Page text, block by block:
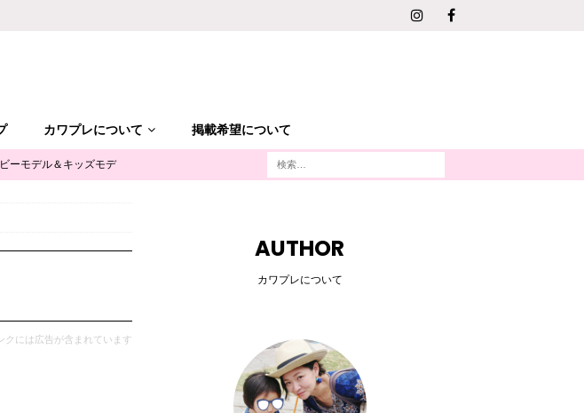
カワプレについて 掲載希望について
ーモデル＆キッズモデ
デル募集
｜兵庫
ル募集｜関東東京 キ
デル
クには広告が含まれています
AUTHOR
カワプレについて